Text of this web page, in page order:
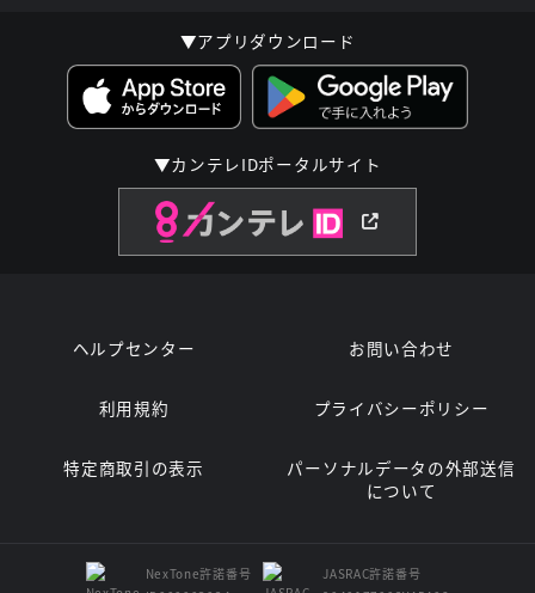
▼アプリダウンロード
▼カンテレIDポータルサイト
ヘルプセンター お問い合わせ
利用規約 プライバシーポリシー
特定商取引の表示
パーソナルデータの外部送信
について
NexTone許諾番号
JASRAC許諾番号